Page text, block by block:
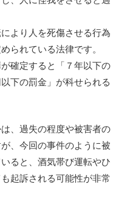
より人を死傷させる行為
られている法律です。
確定すると「７年以下の
下の罰金」が科せられる
、過失の程度や被害者の
、今回の事件のように被
ると、酒気帯び運転やひ
起訴される可能性が非常